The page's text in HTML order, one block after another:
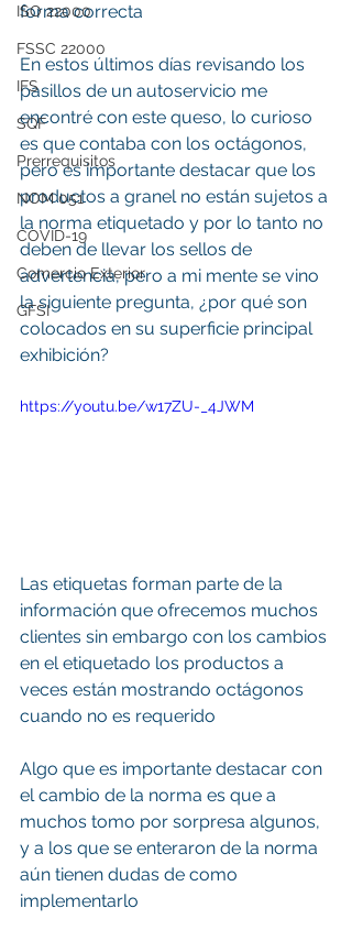
ISO 22000
FSSC 22000
IFS
SQF
Prerrequisitos
NOM 051
COVID-19
Comercio Exterior
GFSI
forma correcta
En estos últimos días revisando los
pasillos de un autoservicio me
encontré con este queso, lo curioso
es que contaba con los octágonos,
pero es importante destacar que los
productos a granel no están sujetos a
la norma etiquetado y por lo tanto no
deben de llevar los sellos de
advertencia, pero a mi mente se vino
la siguiente pregunta, ¿por qué son
colocados en su superficie principal
exhibición?
https://youtu.be/w17ZU-_4JWM
Las etiquetas forman parte de la
información que ofrecemos muchos
clientes sin embargo con los cambios
en el etiquetado los productos a
veces están mostrando octágonos
cuando no es requerido
Algo que es importante destacar con
el cambio de la norma es que a
muchos tomo por sorpresa algunos,
y a los que se enteraron de la norma
aún tienen dudas de como
implementarlo